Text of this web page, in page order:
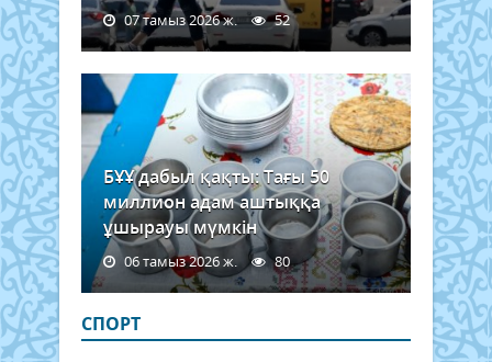
07 тамыз 2026 ж. 52
БҰҰ дабыл қақты: Тағы 50
миллион адам аштыққа
ұшырауы мүмкін
06 тамыз 2026 ж. 80
СПОРТ